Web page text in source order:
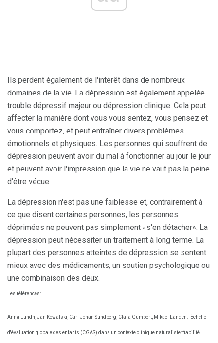
Ils perdent également de l'intérêt dans de nombreux
domaines de la vie. La dépression est également appelée
trouble dépressif majeur ou dépression clinique. Cela peut
affecter la manière dont vous vous sentez, vous pensez et
vous comportez, et peut entraîner divers problèmes
émotionnels et physiques. Les personnes qui souffrent de
dépression peuvent avoir du mal à fonctionner au jour le jour
et peuvent avoir l'impression que la vie ne vaut pas la peine
d'être vécue.
La dépression n'est pas une faiblesse et, contrairement à
ce que disent certaines personnes, les personnes
déprimées ne peuvent pas simplement «s'en détacher». La
dépression peut nécessiter un traitement à long terme. La
plupart des personnes atteintes de dépression se sentent
mieux avec des médicaments, un soutien psychologique ou
une combinaison des deux.
Les références:
Anna Lundh, Jan Kowalski, Carl Johan Sundberg, Clara Gumpert, Mikael Landen. Échelle
d'évaluation globale des enfants (CGAS) dans un contexte clinique naturaliste: fiabilité